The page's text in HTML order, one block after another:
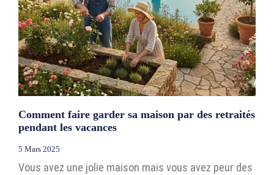
Comment faire garder sa maison par des retraités
pendant les vacances
5 Mars 2025
Vous avez une jolie maison mais vous avez peur des